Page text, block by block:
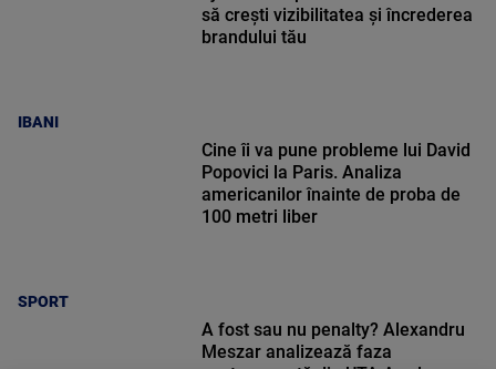
IBANI
să crești vizibilitatea și încrederea
brandului tău
SPORT
Cine îi va pune probleme lui David
Popovici la Paris. Analiza
americanilor înainte de proba de
100 metri liber
A fost sau nu penalty? Alexandru
Meszar analizează faza